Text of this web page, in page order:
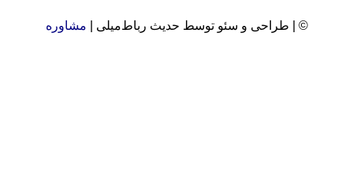
© | طراحی و سئو توسط حدیث رباط‌میلی | مشاوره